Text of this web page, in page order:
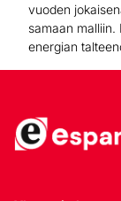
vuoden
samaan malliin.
energian